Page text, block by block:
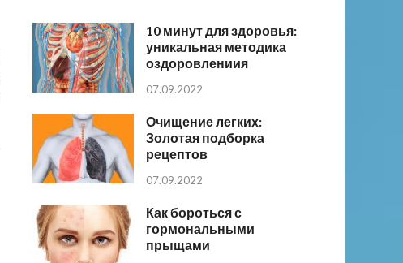
10 минут для здоровья:
уникальная методика
оздоровлениия
07.09.2022
Очищение легких:
Золотая подборка
рецептов
07.09.2022
Как бороться с
гормональными
прыщами